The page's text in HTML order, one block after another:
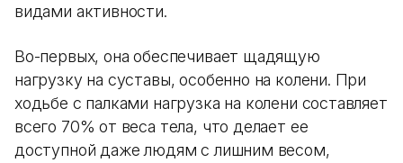
видами активности.
Во-первых, она обеспечивает щадящую
нагрузку на суставы, особенно на колени. При
ходьбе с палками нагрузка на колени составляет
всего 70% от веса тела, что делает ее
доступной даже людям с лишним весом,